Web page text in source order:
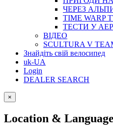
ЧЕРЕЗ
TIME WARP
ТЕСТИ У
ВІДЕО
SCULTURA V
Знайдіть свій велосипед
uk-UA
Login
DEALER SEARCH
×
Location &